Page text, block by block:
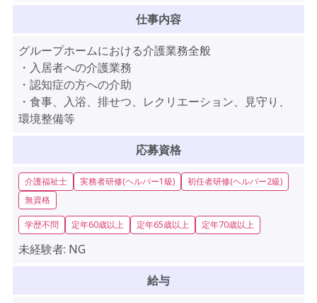
仕事内容
グループホームにおける介護業務全般
・入居者への介護業務
・認知症の方への介助
・食事、入浴、排せつ、レクリエーション、見守り、
環境整備等
応募資格
介護福祉士 実務者研修(ヘルパー1級)
初任者研修(ヘルパー2級)
無資格
学歴不問 定年60歳以上 定年65歳以上 定年70歳以上
未経験者: NG
給与